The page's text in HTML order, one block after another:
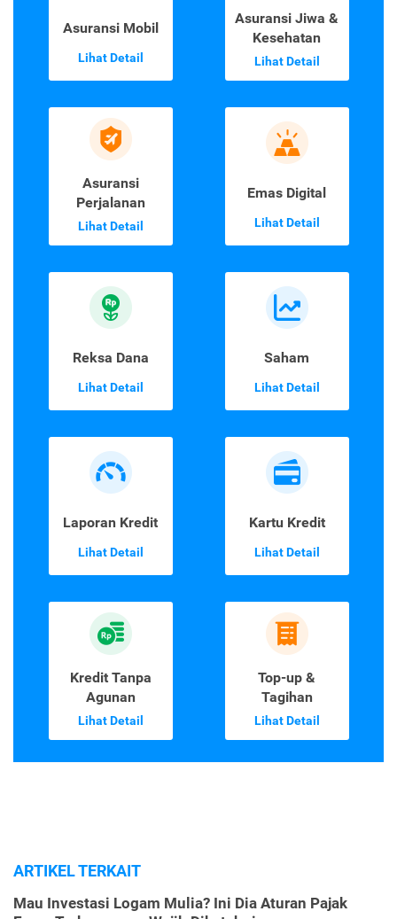
Asuransi Mobil
Lihat Detail
Asuransi Jiwa &
Kesehatan
Lihat Detail
Asuransi
Perjalanan
Lihat Detail
Emas Digital
Lihat Detail
Reksa Dana
Lihat Detail
Saham
Lihat Detail
Laporan Kredit
Lihat Detail
Kartu Kredit
Lihat Detail
Kredit Tanpa
Agunan
Lihat Detail
Top-up &
Tagihan
Lihat Detail
ARTIKEL TERKAIT
Mau Investasi Logam Mulia? Ini Dia Aturan Pajak